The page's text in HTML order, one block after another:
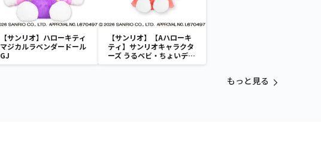
【サンリオ】ハローキティ
マジカルラベンダードール
GJ
【サンリオ】【Aハローキ
ティ】サンリオキャラクタ
ーズ うるベビ・ちょいデカ
ドール
もっと見る